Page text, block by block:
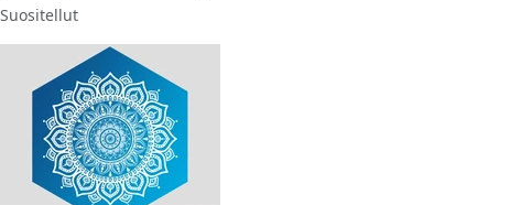
Suositellut